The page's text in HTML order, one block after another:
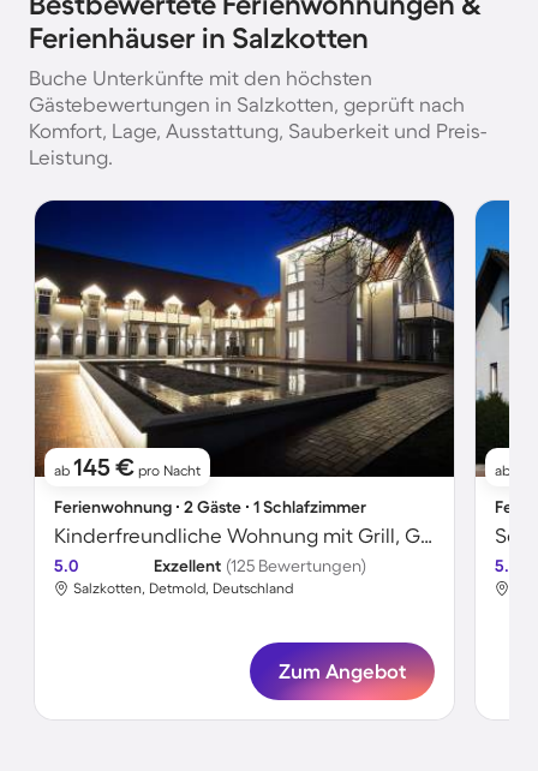
Ferienhäuser in Salzkotten
Buche Unterkünfte mit den höchsten
Gästebewertungen in Salzkotten, geprüft nach
Komfort, Lage, Ausstattung, Sauberkeit und Preis-
Leistung.
ab 145 € pro Nacht
Ferienwohnung ∙ 2 Gäste ∙ 1 Schlafzimmer
Kinderfreundliche Wohnung mit Grill, Garten und Terrasse
5.0 Exzellent (125 Bewertungen)
Salzkotten, Detmold, Deutschland
Zum Angebot
ab
5.0